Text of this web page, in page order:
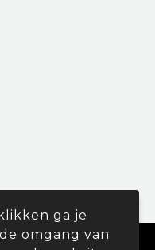
ga je
omgang van